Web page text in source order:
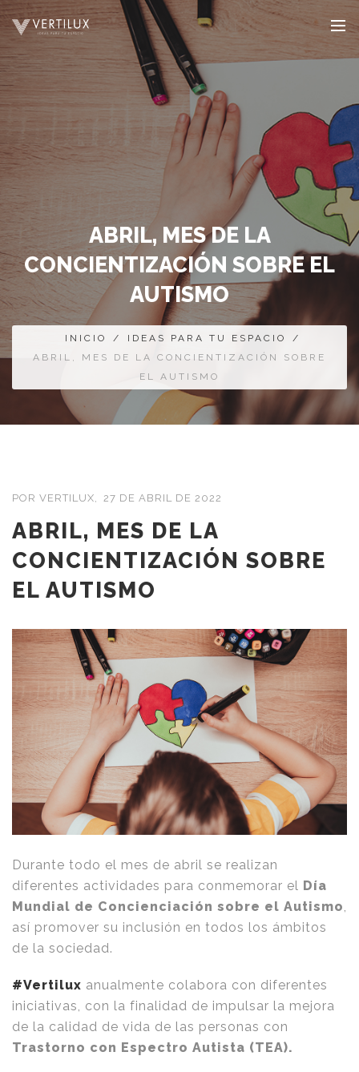
ABRIL, MES DE LA
CONCIENTIZACIÓN SOBRE EL
AUTISMO
INICIO / IDEAS PARA TU ESPACIO
/
ABRIL, MES DE LA CONCIENTIZACIÓN SOBRE
EL AUTISMO
POR VERTILUX, 27 DE ABRIL DE 2022
ABRIL, MES DE LA
CONCIENTIZACIÓN SOBRE
EL AUTISMO
Durante todo el mes de abril se realizan
diferentes actividades para conmemorar el Día
Mundial de Concienciación sobre el Autismo,
así promover su inclusión en todos los ámbitos
de la sociedad.
#Vertilux anualmente colabora con diferentes
iniciativas, con la finalidad de impulsar la mejora
de la calidad de vida de las personas con
Trastorno con Espectro Autista (TEA).